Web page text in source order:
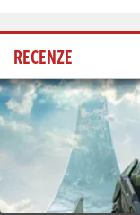
RECENZE